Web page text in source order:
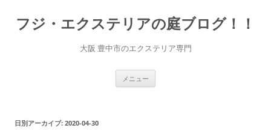
テ
ン
フジ・エクステリアの庭ブログ！！
大阪 豊中市のエクステリア専門
メニュー
日別アーカイブ: 2020-04-30